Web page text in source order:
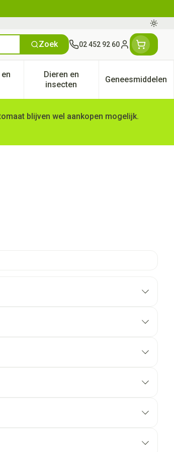
Zoek 02 452 92 60
Klant menu
geneeskunde categorie
submenu voor Thuiszorg en EHBO categorie
Dieren en
insectenToon submenu voor Dieren
Geneesmiddelen
Toon
blijven wel aankopen mogelijk.